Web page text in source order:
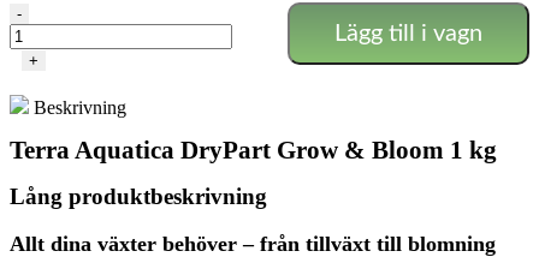
DryPart
Grow
och
1
kg
–
Terra
Aquatica
mängd
-
+
Lägg till i vagn
Beskrivning
Terra Aquatica DryPart Grow & Bloom 1 kg
Lång produktbeskrivning
Allt dina växter behöver – från tillväxt till blomning